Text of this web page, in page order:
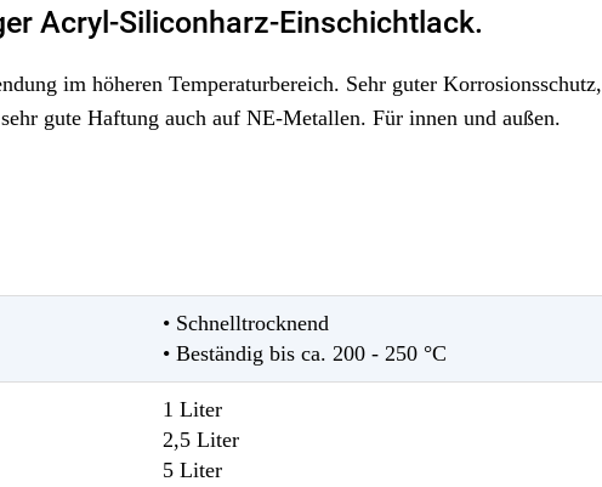
Acryl-Siliconharz-Einschichtlack.
im höheren Temperaturbereich. Sehr guter Korrosionsschutz,
gute Haftung auch auf NE-Metallen. Für innen und außen.
• Schnelltrocknend
• Beständig bis ca. 200 - 250 °C
1 Liter
2,5 Liter
5 Liter